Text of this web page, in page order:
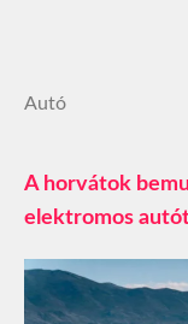
Autó
A horvátok
elektromos